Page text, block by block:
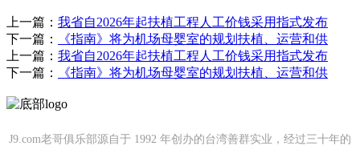
上一篇： 我省自2026年起扶植工程人工价钱采用指式发布
下一篇：
《指南》将为机场母婴室的规划扶植、运营和供
上一篇： 我省自2026年起扶植工程人工价钱采用指式发布
下一篇：
《指南》将为机场母婴室的规划扶植、运营和供
J9.com老哥俱乐部源自于 1992 年创办的台湾善群实业，经过三十年的